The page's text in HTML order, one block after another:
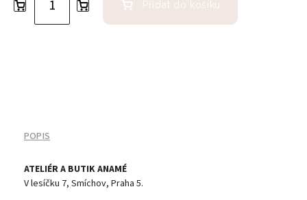
Přidat do košíku
POPIS
ATELIÉR A BUTIK ANAMÉ
V lesíčku 7, Smíchov, Praha 5.